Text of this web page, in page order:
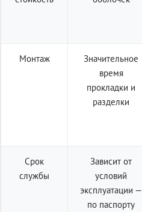
Монтаж
Значительное
время
прокладки и
разделки
Срок
службы
Зависит от
условий
эксплуатации —
по паспорту